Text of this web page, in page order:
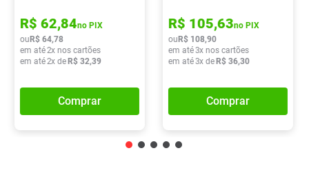
R$ 62,84no PIX
ou R$ 64,78
em até2x nos cartões
em até2x de R$ 32,39
Comprar
R$ 105,63no PIX
ou R$ 108,90
em até3x nos cartões
em até3x de R$ 36,30
Comprar